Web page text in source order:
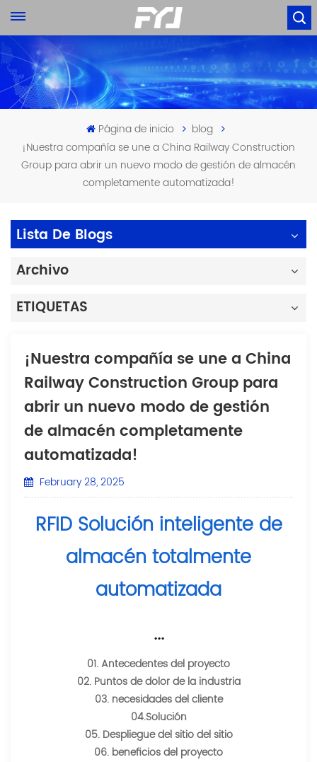
Página de inicio
blog
¡Nuestra compañía se une a China Railway Construction
Group para abrir un nuevo modo de gestión de almacén
completamente automatizada!
Lista De Blogs
Archivo
ETIQUETAS
¡Nuestra compañía se une a China
Railway Construction Group para
abrir un nuevo modo de gestión
de almacén completamente
automatizada!
February 28, 2025
RFID Solución inteligente de
almacén totalmente
automatizada
···
01. Antecedentes del proyecto
02. Puntos de dolor de la industria
03. necesidades del cliente
04.Solución
05. Despliegue del sitio del sitio
06. beneficios del proyecto